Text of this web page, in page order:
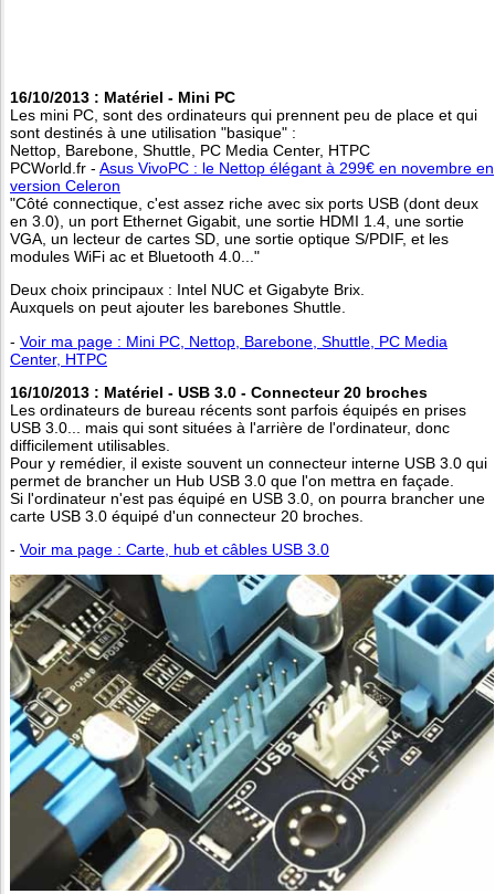
16/10/2013 : Matériel - Mini PC
Les mini PC, sont des ordinateurs qui prennent peu de place et qui
sont destinés à une utilisation "basique" :
Nettop, Barebone, Shuttle, PC Media Center, HTPC
PCWorld.fr - Asus VivoPC : le Nettop élégant à 299€ en novembre en
version Celeron
"Côté connectique, c'est assez riche avec six ports USB (dont deux
en 3.0), un port Ethernet Gigabit, une sortie HDMI 1.4, une sortie
VGA, un lecteur de cartes SD, une sortie optique S/PDIF, et les
modules WiFi ac et Bluetooth 4.0..."
Deux choix principaux : Intel NUC et Gigabyte Brix.
Auxquels on peut ajouter les barebones Shuttle.
- Voir ma page : Mini PC, Nettop, Barebone, Shuttle, PC Media
Center, HTPC
16/10/2013 : Matériel - USB 3.0 - Connecteur 20 broches
Les ordinateurs de bureau récents sont parfois équipés en prises
USB 3.0... mais qui sont situées à l'arrière de l'ordinateur, donc
difficilement utilisables.
Pour y remédier, il existe souvent un connecteur interne USB 3.0 qui
permet de brancher un Hub USB 3.0 que l'on mettra en façade.
Si l'ordinateur n'est pas équipé en USB 3.0, on pourra brancher une
carte USB 3.0 équipé d'un connecteur 20 broches.
- Voir ma page : Carte, hub et câbles USB 3.0